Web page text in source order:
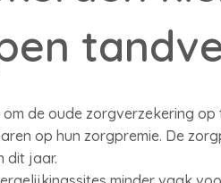
om de oude zorgverzekering
op hun zorgpremie. De
dit jaar.